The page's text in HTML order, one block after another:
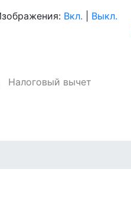
Вкл.
Выкл.
Налоговый вычет